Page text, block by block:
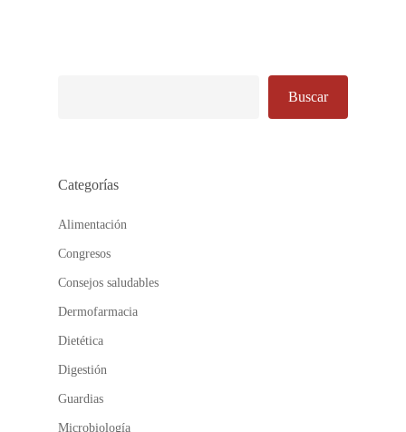
Buscar
Categorías
Alimentación
Congresos
Consejos saludables
Dermofarmacia
Dietética
Digestión
Guardias
Microbiología